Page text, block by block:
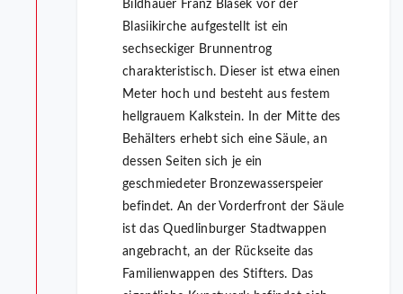
Bildhauer Franz Blasek vor der
Blasiikirche aufgestellt ist ein
sechseckiger Brunnentrog
charakteristisch. Dieser ist etwa einen
Meter hoch und besteht aus festem
hellgrauem Kalkstein. In der Mitte des
Behälters erhebt sich eine Säule, an
dessen Seiten sich je ein
geschmiedeter Bronzewasserspeier
befindet. An der Vorderfront der Säule
ist das Quedlinburger Stadtwappen
angebracht, an der Rückseite das
Familienwappen des Stifters. Das